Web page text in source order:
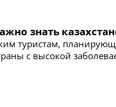
знать
туристам,
с высокой